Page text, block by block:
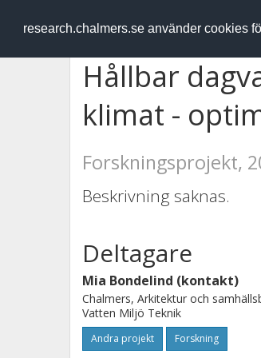
research.chalmers.se använder cookies
RESEARCH.chalmers.se
Hållbar
klimat -
Forskningsprojekt,
Beskrivning saknas.
Deltagare
Mia Bondelind (kontakt)
Chalmers, Arkitektur och
Vatten Miljö Teknik
Andra projekt Forskning